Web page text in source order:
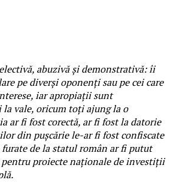
abuzivă şi demonstrativă: îi
pe diverşi oponenţi sau pe cei care
iar apropiaţii sunt
la vale, oricum toţi ajung la o
ar fi fost corectă, ar fi fost la datorie
din puşcărie le-ar fi fost confiscate
furate de la statul român ar fi putut
proiecte naţionale de investiţii